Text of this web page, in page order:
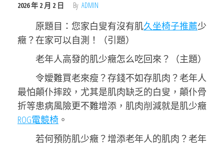
2026 年 2 月 2 日 By ADMIN
原題目：您家白叟有沒有肌久坐椅子推薦少
癥？在家可以自測！（引題）
老年人高發的肌少癥怎么吃回來？（主題）
令嬡難買老來瘦？存錢不如存肌肉？老年人
最怕顛仆摔跤，尤其是肌肉缺乏的白叟，顛仆骨
折等患病風險更不難增添，肌肉削減就是肌少癥
ROG電競椅 。
若何預防肌少癥？增添老年人的肌肉？老年